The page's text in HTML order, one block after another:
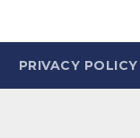
PRIVACY POLICY